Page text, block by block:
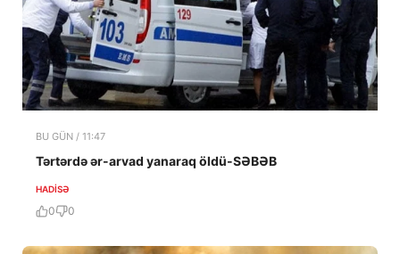
BU GÜN / 11:47
Tərtərdə ər-arvad yanaraq öldü-SƏBƏB
HADISƏ
0 0